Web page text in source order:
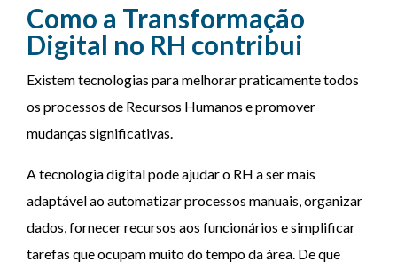
Como a Transformação
Digital no RH contribui
Existem tecnologias para melhorar praticamente todos
os processos de Recursos Humanos e promover
mudanças significativas.
A tecnologia digital pode ajudar o RH a ser mais
adaptável ao automatizar processos manuais, organizar
dados, fornecer recursos aos funcionários e simplificar
tarefas que ocupam muito do tempo da área. De que